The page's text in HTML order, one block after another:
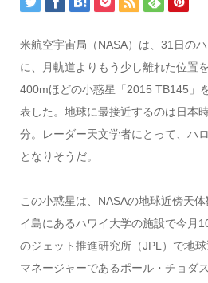
米航空宇宙局（NASA）は、31日の
に、月軌道よりもう少し離れた位置
400mほどの小惑星「2015 TB145」
表した。地球に最接近するのは日本
分。レーダー天文学者にとって、ハ
となりそうだ。
この小惑星は、NASAの地球近傍天
イ島にあるハワイ大学の施設で今月
のジェット推進研究所（JPL）で地
マネージャーであるポール・チョダ